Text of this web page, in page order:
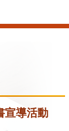
宣導活動